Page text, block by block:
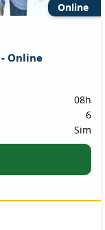
Online
- Online
08h
6
Sim